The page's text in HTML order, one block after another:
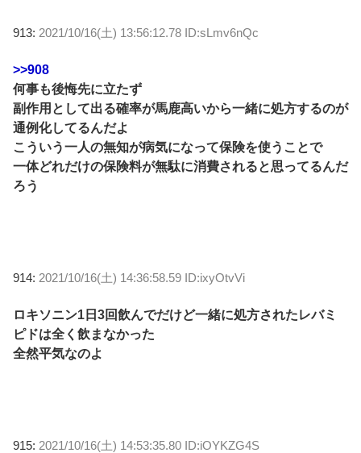
913: 2021/10/16(土) 13:56:12.78 ID:sLmv6nQc
>>908
何事も後悔先に立たず
副作用として出る確率が馬鹿高いから一緒に処方するのが
通例化してるんだよ
こういう一人の無知が病気になって保険を使うことで
一体どれだけの保険料が無駄に消費されると思ってるんだ
ろう
914: 2021/10/16(土) 14:36:58.59 ID:ixyOtvVi
ロキソニン1日3回飲んでだけど一緒に処方されたレバミ
ピドは全く飲まなかった
全然平気なのよ
915: 2021/10/16(土) 14:53:35.80 ID:iOYKZG4S